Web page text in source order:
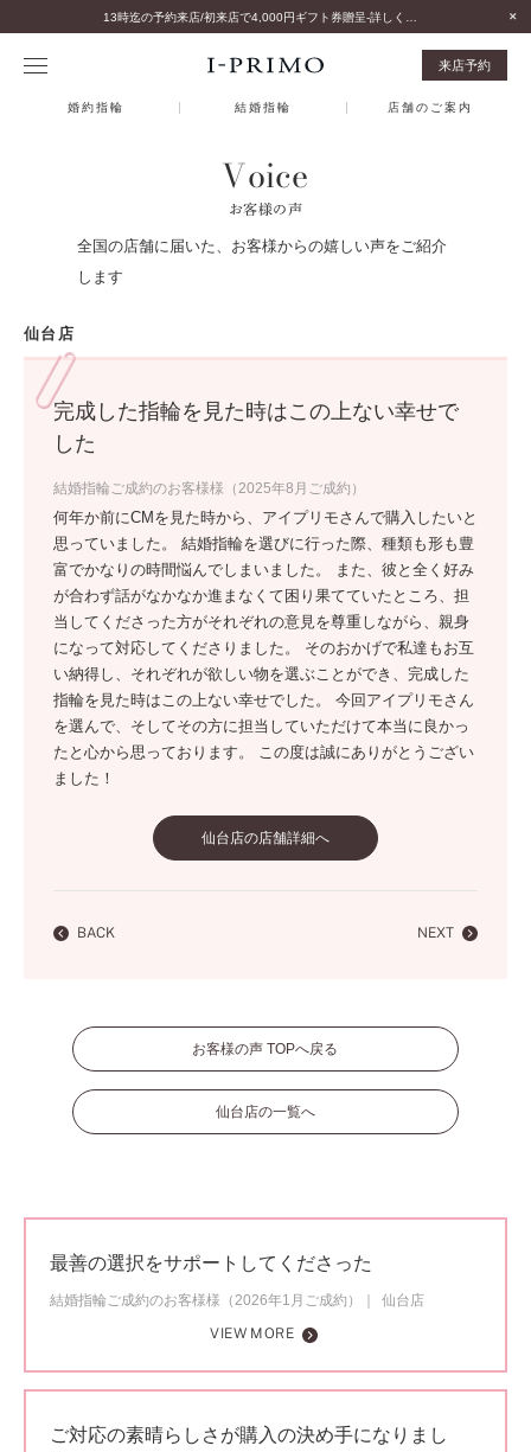
来店予約
婚約指輪 結婚指輪 店舗のご案内
Voice
お客様の声
全国の店舗に届いた、お客様からの嬉しい声をご紹介
します
仙台店
完成した指輪を見た時はこの上ない幸せで
した
結婚指輪ご成約のお客様様（2025年8月ご成約）
何年か前にCMを見た時から、アイプリモさんで購入したいと
思っていました。 結婚指輪を選びに行った際、種類も形も豊
富でかなりの時間悩んでしまいました。 また、彼と全く好み
が合わず話がなかなか進まなくて困り果てていたところ、担
当してくださった方がそれぞれの意見を尊重しながら、親身
になって対応してくださりました。 そのおかげで私達もお互
い納得し、それぞれが欲しい物を選ぶことができ、完成した
指輪を見た時はこの上ない幸せでした。 今回アイプリモさん
を選んで、そしてその方に担当していただけて本当に良かっ
たと心から思っております。 この度は誠にありがとうござい
ました！
仙台店の店舗詳細へ
BACK NEXT
お客様の声 TOPへ戻る
仙台店の一覧へ
最善の選択をサポートしてくださった
結婚指輪ご成約のお客様様（2026年1月ご成約）
仙台店
VIEW MORE
ご対応の素晴らしさが購入の決め手になりまし